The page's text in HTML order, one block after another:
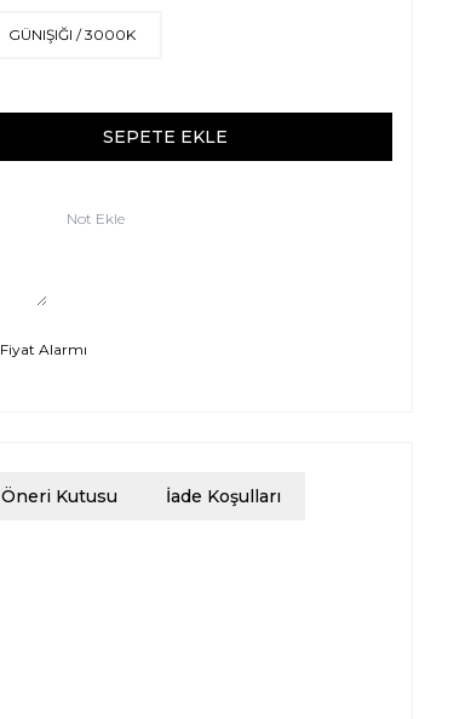
GÜNIŞIĞI / 3000K
SEPETE EKLE
Not Ekle
Fiyat Alarmı
Öneri Kutusu İade Koşulları